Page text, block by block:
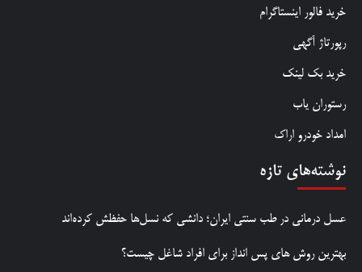
خرید فالور اینستاگرام
رپورتاژ آگهی
خرید بک لینک
رستوران یاب
امداد خودرو اراک
نوشته‌های تازه
عسل درمانی در طب سنتی ایران؛ دانشی که نسل‌ها حفظش کرده‌اند
بهترین روش‌ های پس‌ انداز برای افراد شاغل چیست؟